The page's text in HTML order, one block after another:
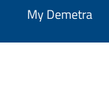
My Demetra